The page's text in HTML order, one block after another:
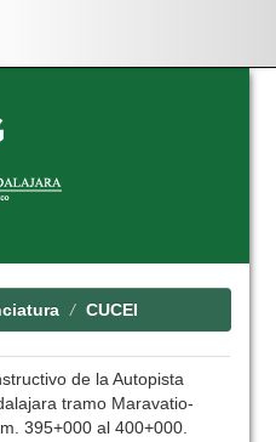
CUCEI
de la Autopista
tramo Maravatio-
395+000 al 400+000.